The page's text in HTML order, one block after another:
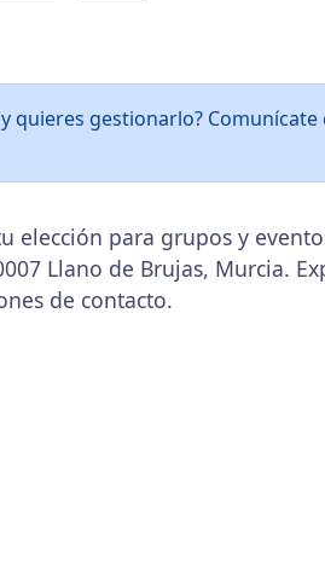
quieres gestionarlo?
elección para grupos y
Llano de Brujas, Murcia.
de contacto.